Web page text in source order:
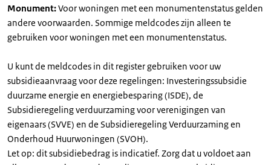
Monument:Voor woningen met een monumentenstatus gelden
andere voorwaarden. Sommige meldcodes zijn alleen te
gebruiken voor woningen met een monumentenstatus.
U kunt de meldcodes in dit register gebruiken voor uw
subsidieaanvraag voor deze regelingen: Investeringssubsidie
duurzame energie en energiebesparing (ISDE), de
Subsidieregeling verduurzaming voor verenigingen van
eigenaars (SVVE) en de Subsidieregeling Verduurzaming en
Onderhoud Huurwoningen (SVOH).
Let op: dit subsidiebedrag is indicatief. Zorg dat u voldoet aan